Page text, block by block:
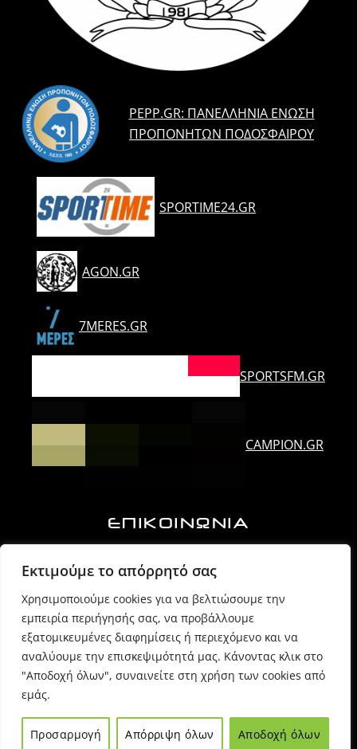
Εκτιμούμε το απόρρητό σας
Χρησιμοποιούμε cookies για να βελτιώσουμε την
εμπειρία περιήγησής σας, να προβάλλουμε
εξατομικευμένες διαφημίσεις ή περιεχόμενο και να
αναλύουμε την επισκεψιμότητά μας. Κάνοντας κλικ στο
"Αποδοχή όλων", συναινείτε στη χρήση των cookies από
εμάς.
Προσαρμογή Απόρριψη όλων Αποδοχή όλων
PEPP.GR: ΠΑΝΕΛΛΉΝΙΑ ΈΝΩΣΗ
ΠΡΟΠΟΝΗΤΏΝ ΠΟΔΟΣΦΑΊΡΟΥ
SPORTIME24.GR
AGON.GR
7MERES.GR
SPORTSFM.GR
CAMPION.GR
ΕΠΙΚΟΙΝΩΝΙΑ
6974725071 (Πρόεδρος Δ.Σ.)
6980054170 (Γραμματέας)
© 2021 Sppartas powered byEntiposis | All rights reserved